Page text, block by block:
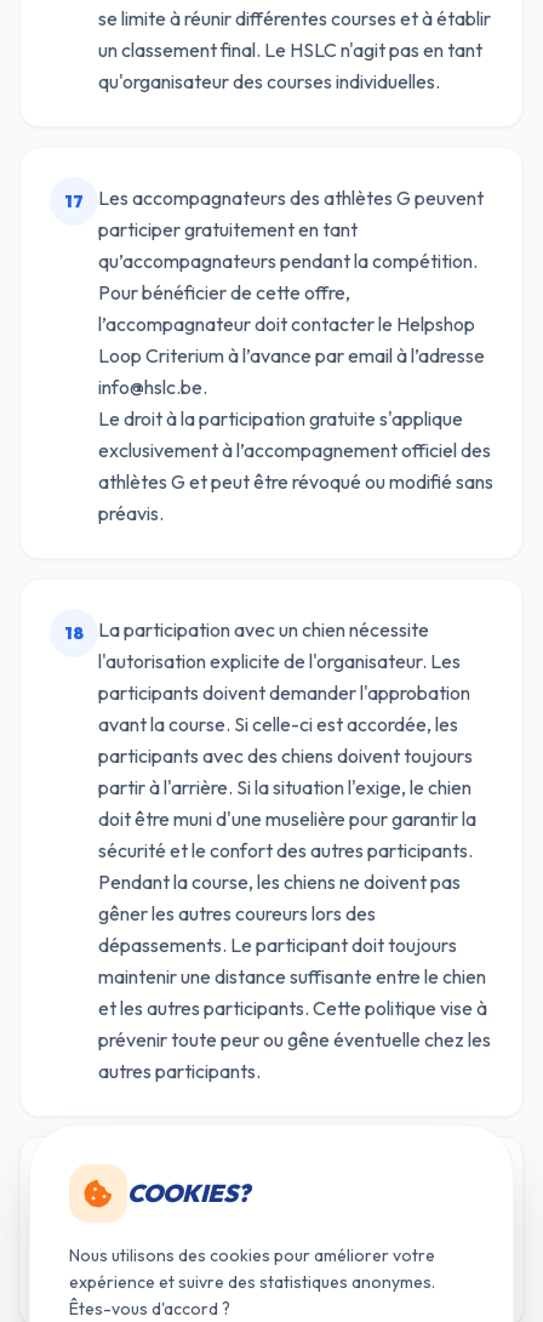
se limite à réunir différentes courses et à établir
un classement final. Le HSLC n'agit pas en tant
qu'organisateur des courses individuelles.
17
Les accompagnateurs des athlètes G peuvent
participer gratuitement en tant
qu’accompagnateurs pendant la compétition.
Pour bénéficier de cette offre,
l’accompagnateur doit contacter le Helpshop
Loop Criterium à l’avance par email à l’adresse
info@hslc.be.
Le droit à la participation gratuite s'applique
exclusivement à l’accompagnement officiel des
athlètes G et peut être révoqué ou modifié sans
préavis.
18
La participation avec un chien nécessite
l'autorisation explicite de l'organisateur. Les
participants doivent demander l'approbation
avant la course. Si celle-ci est accordée, les
participants avec des chiens doivent toujours
partir à l'arrière. Si la situation l'exige, le chien
doit être muni d'une muselière pour garantir la
sécurité et le confort des autres participants.
Pendant la course, les chiens ne doivent pas
gêner les autres coureurs lors des
dépassements. Le participant doit toujours
maintenir une distance suffisante entre le chien
et les autres participants. Cette politique vise à
prévenir toute peur ou gêne éventuelle chez les
autres participants.
Des points pour le classement général sont
attribués uniquement aux participants qui
franchissent la ligne d’arrivée. Ne pas terminer
= DNF (Did Not Finish) et n’apporte aucun point.
COOKIES?
Nous utilisons des cookies pour améliorer votre
expérience et suivre des statistiques anonymes.
Êtes-vous d'accord ?